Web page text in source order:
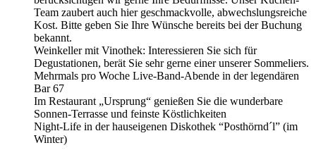
Team zaubert auch hier geschmackvolle, abwechslungsreiche
Kost. Bitte geben Sie Ihre Wünsche bereits bei der Buchung
bekannt.
Weinkeller mit Vinothek: Interessieren Sie sich für
Degustationen, berät Sie sehr gerne einer unserer Sommeliers.
Mehrmals pro Woche Live-Band-Abende in der legendären
Bar 67
Im Restaurant „Ursprung“ genießen Sie die wunderbare
Sonnen-Terrasse und feinste Köstlichkeiten
Night-Life in der hauseigenen Diskothek “Posthörnd´l” (im
Winter)